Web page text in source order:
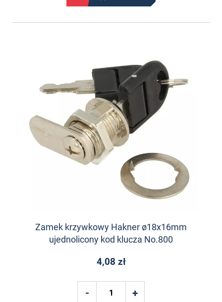
Zamek krzywkowy Hakner ø18x16mm
ujednolicony kod klucza No.800
4,08 zł